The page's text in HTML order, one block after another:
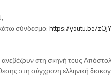
σύνδεσμο:https://youtu.be/
στη σκηνή τους
στη σύγχρονη ελληνική